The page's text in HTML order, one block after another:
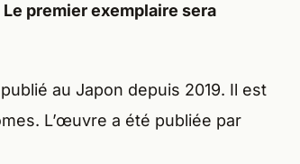
premier exemplaire sera
au Japon depuis 2019. Il est
L’œuvre a été publiée par